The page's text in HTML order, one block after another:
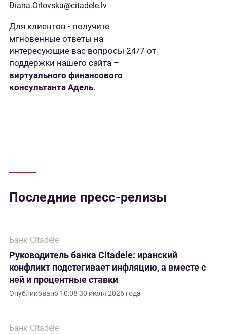
Diana.Orlovska@citadele.lv
Для клиентов - получите
мгновенные ответы на
интересующие вас вопросы 24/7 от
поддержки нашего сайта –
виртуального финансового
консультанта Адель.
Последние пресс-релизы
Банк Citadele
Руководитель банка Citadele: иранский
конфликт подстегивает инфляцию, а вместе с
ней и процентные ставки
Опубликовано 10:08 30 июля 2026 года
Банк Citadele